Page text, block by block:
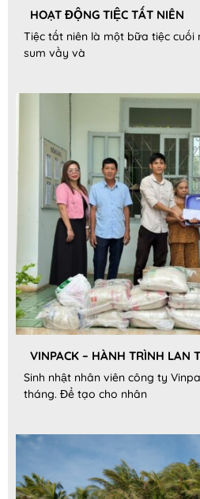
HOẠT ĐỘNG TIỆC TẤT NIÊN
Tiệc tất niên là một bữa tiệc cuối
sum vầy và
VINPACK – HÀNH TRÌNH LAN
Sinh nhật nhân viên công ty
tháng. Để tạo cho nhân